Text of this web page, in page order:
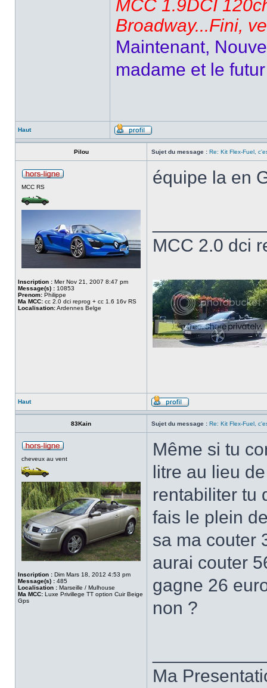
MCC 1.9DCI
Broadway...Fini,
Maintenant,
madame et le
Haut
Pilou Sujet du message : Re: Kit Flex-Fuel,
MCC RS
Inscription : Mer Nov 21, 2007 8:47 pm
Message(s) : 10853
Prenom: Philippe
Ma MCC: cc 2.0 dci reprog + cc 1.6 16v RS
Localisation:Ardennes Belge
équipe la en
MCC 2.0 dci
Haut
83Kain Sujet du message : Re: Kit Flex-Fuel,
cheveux au vent
Inscription : Dim Mars 18, 2012 4:53 pm
Message(s) : 485
Localisation : Marseille / Mulhouse
Ma MCC: Luxe Privillege TT option Cuir Beige
Gps
Même si tu
litre au lieu
rentabiliter tu
fais le plein
sa ma couter
aurai couter
gagne 26
non ?
Ma